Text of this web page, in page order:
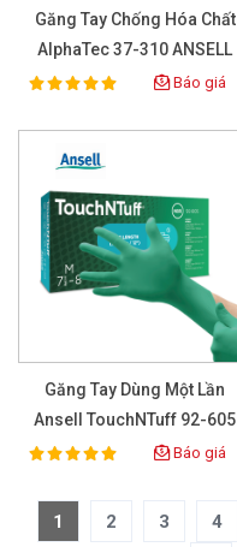
Găng Tay Chống Hóa Chất
AlphaTec 37-310 ANSELL
Rating:
100% Báo giá
Găng Tay Dùng Một Lần
Ansell TouchNTuff 92-605
Nitrile
Rating:
100% Báo giá
1 2 3 4